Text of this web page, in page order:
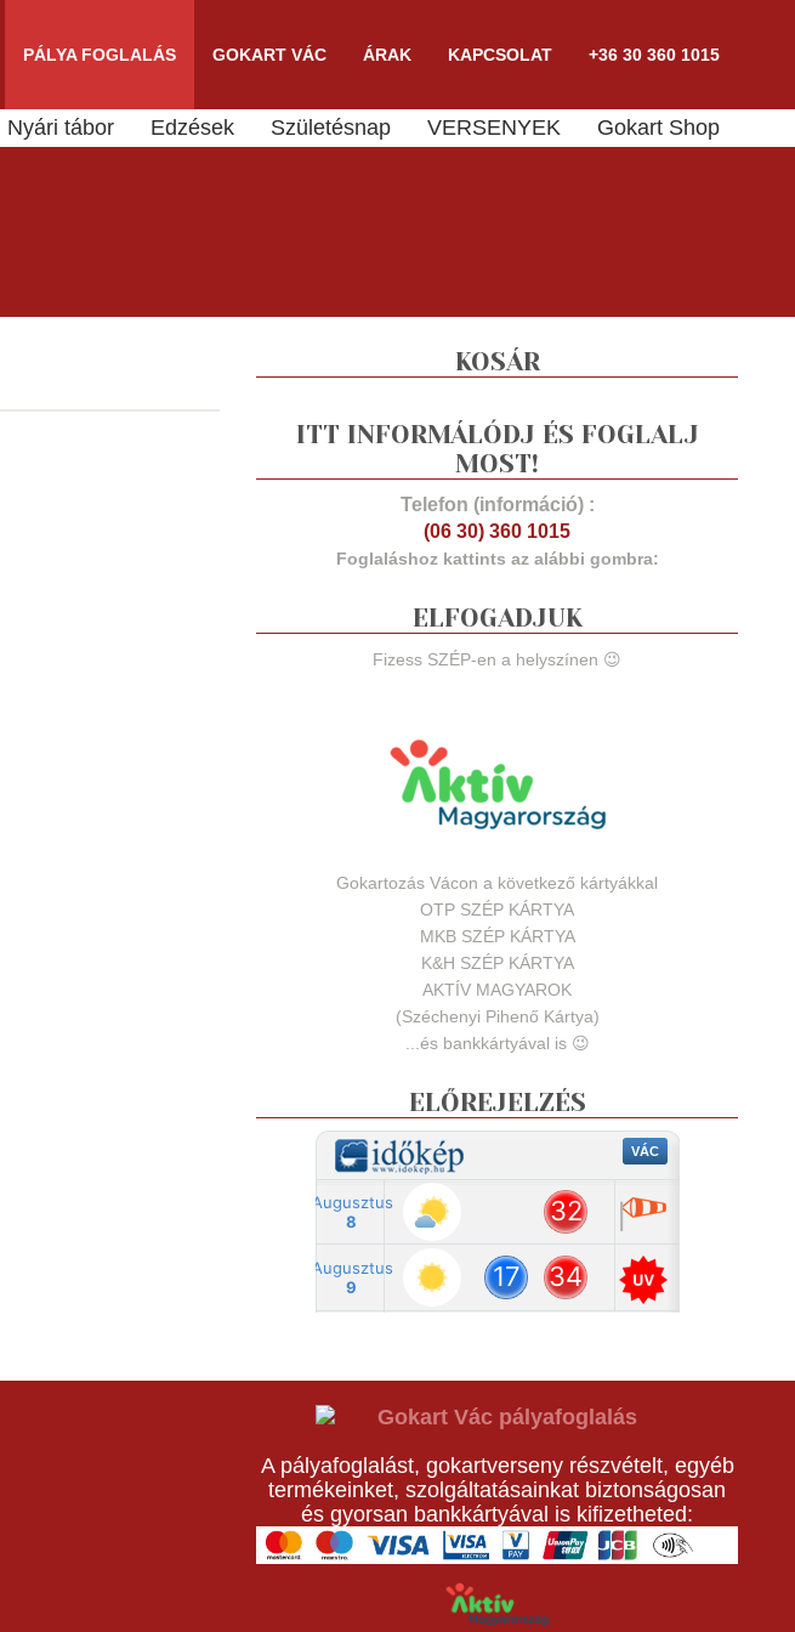
PÁLYA FOGLALÁS GOKART VÁC ÁRAK KAPCSOLAT +36 30 360 1015
Nyári tábor Edzések Születésnap VERSENYEK Gokart Shop
KOSÁR
ITT INFORMÁLÓDJ ÉS FOGLALJ
MOST!
Telefon (információ) :
(06 30) 360 1015
Foglaláshoz kattints az alábbi gombra:
ELFOGADJUK
Fizess SZÉP-en a helyszínen 😉
Gokartozás Vácon a következő kártyákkal
OTP SZÉP KÁRTYA
MKB SZÉP KÁRTYA
K&H SZÉP KÁRTYA
AKTÍV MAGYAROK
(Széchenyi Pihenő Kártya)
...és bankkártyával is 😉
ELŐREJELZÉS
A pályafoglalást, gokartverseny részvételt, egyéb
termékeinket, szolgáltatásainkat biztonságosan
és gyorsan bankkártyával is kifizetheted: